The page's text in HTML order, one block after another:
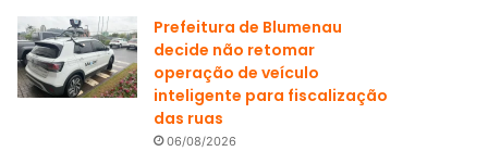
Prefeitura de Blumenau
decide não retomar
operação de veículo
inteligente para fiscalização
das ruas
06/08/2026